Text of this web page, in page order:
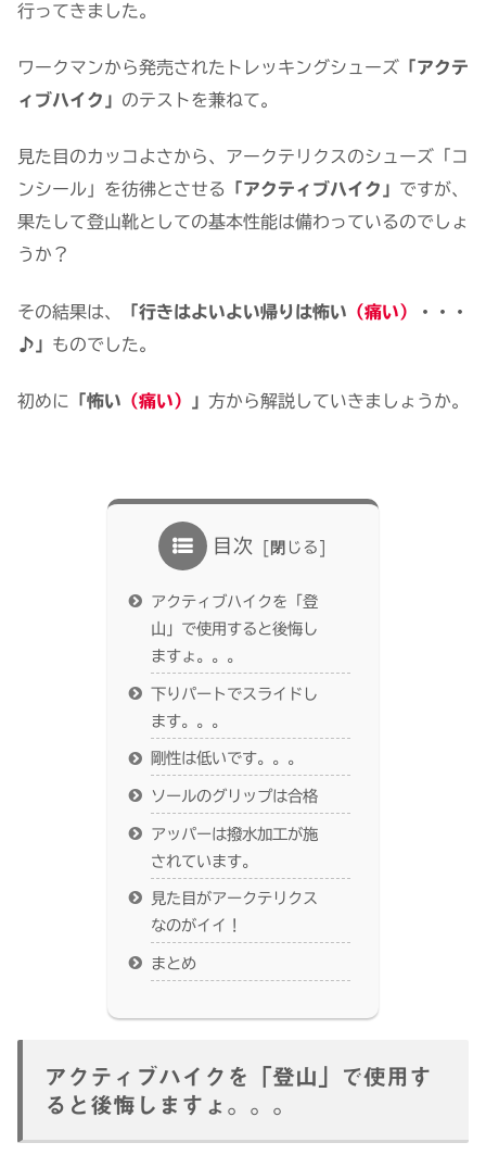
行ってきました。
ワークマンから発売されたトレッキングシューズ 「アクテ
ィブハイク」 のテストを兼ねて。
見た目のカッコよさから、アークテリクスのシューズ「コ
ンシール」を彷彿とさせる
「アクティブハイク」 ですが、
果たして登山靴としての基本性能は備わっているのでしょ
うか？
その結果は、 「行きはよいよい帰りは怖い （痛い）
・・・
♪」 ものでした。
初めに 「怖い （痛い） 」 方から解説していきましょうか。
目次
アクティブハイクを「登
山」で使用すると後悔し
ますょ。。。
下りパートでスライドし
ます。。。
剛性は低いです。。。
ソールのグリップは合格
アッパーは撥水加工が施
されています。
見た目がアークテリクス
なのがイイ！
まとめ
アクティブハイクを「登山」で使用す
ると後悔しますょ。。。